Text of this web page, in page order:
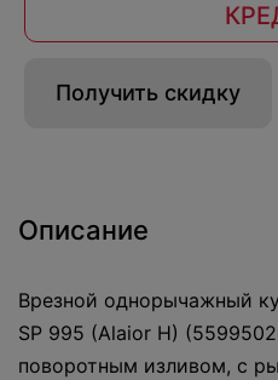
Получить скидку
Описание
Врезной однорычажный
SP 995 (Alaior H)
поворотным изливом, с